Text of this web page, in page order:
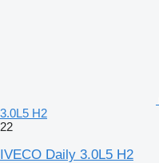
3.0L5 H2
22
IVECO Daily 3.0L5 H2